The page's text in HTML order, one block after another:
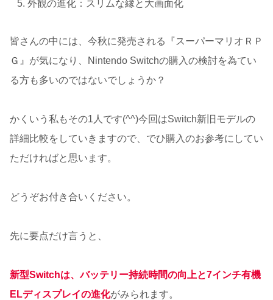
外観の進化：スリムな縁と大画面化
皆さんの中には、今秋に発売される『スーパーマリオＲＰ
Ｇ』が気になり、Nintendo Switchの購入の検討を為てい
る方も多いのではないでしょうか？
かくいう私もその1人です(^^)今回はSwitch新旧モデルの
詳細比較をしていきますので、でひ購入のお参考にしてい
ただければと思います。
どうぞお付き合いください。
先に要点だけ言うと、
新型Switchは、バッテリー持続時間の向上と7インチ有機
ELディスプレイの進化がみられます。